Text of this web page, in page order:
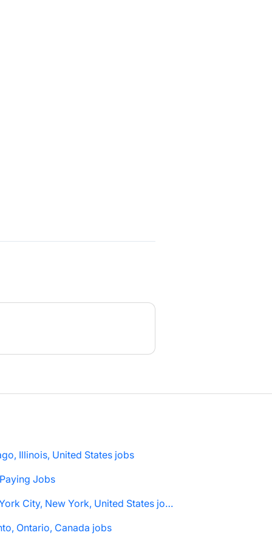
Illinois, United States jobs
Jobs
New York City, New York, United States jobs
Ontario, Canada jobs